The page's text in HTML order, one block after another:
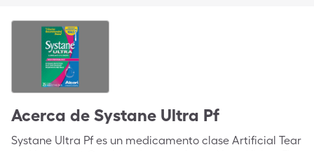
Acerca de Systane Ultra Pf
Systane Ultra Pf es un medicamento clase Artificial Tear